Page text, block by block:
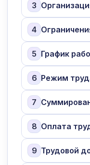
3
4
5 График
6 Режим
7
8 Оплата
9 Трудовой